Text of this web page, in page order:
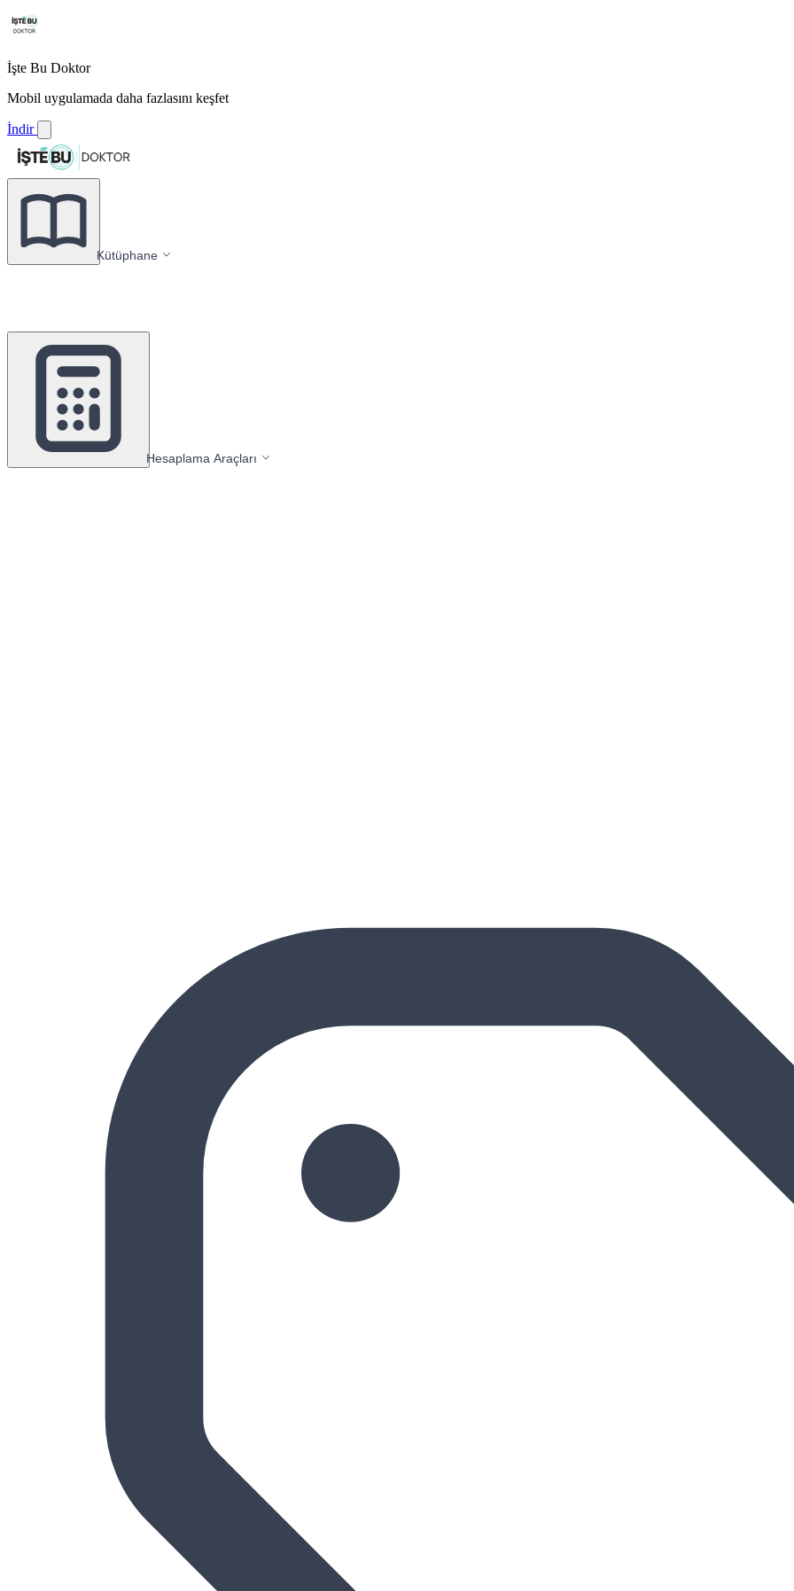
İşte Bu Doktor
Mobil uygulamada daha fazlasını keşfet
İndir
Kütüphane
Hesaplama Araçları